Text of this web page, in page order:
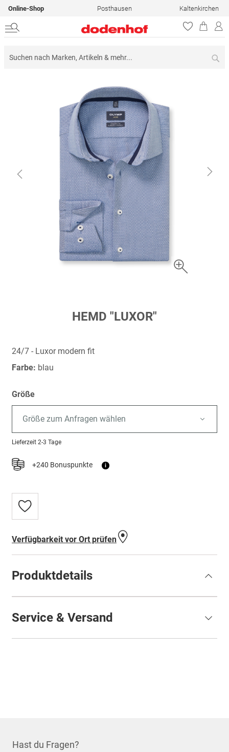
Online-Shop Posthausen Kaltenkirchen
springen
HEMD "LUXOR"
24/7 - Luxor modern fit
Farbe: blau
Größe
Größe zum Anfragen wählen
Lieferzeit 2-3 Tage
+240 Bonuspunkte i
Zur
Wunschliste
Verfügbarkeit vor Ort prüfen
Produktdetails
Service & Versand
Hast du Fragen?